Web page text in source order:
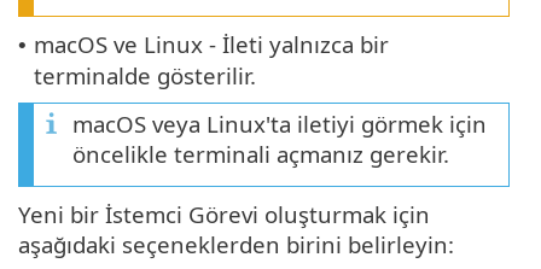
• macOS ve Linux - İleti yalnızca bir
terminalde gösterilir.
macOS veya Linux'ta iletiyi görmek için
öncelikle terminali açmanız gerekir.
Yeni bir İstemci Görevi oluşturmak için
aşağıdaki seçeneklerden birini belirleyin: